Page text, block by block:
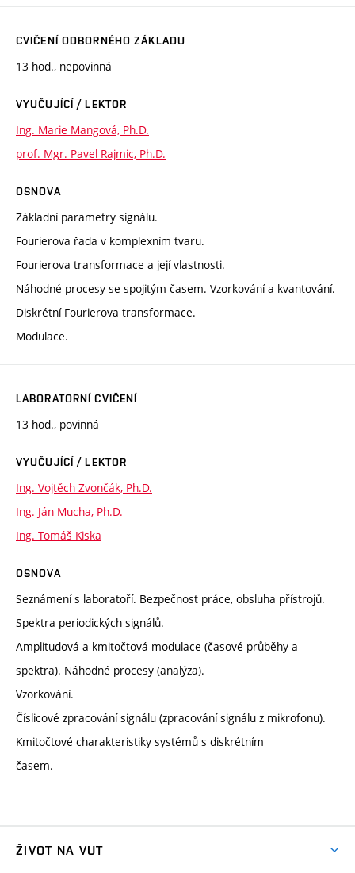
CVIČENÍ ODBORNÉHO ZÁKLADU
13 hod., nepovinná
VYUČUJÍCÍ / LEKTOR
Ing. Marie Mangová, Ph.D.
prof. Mgr. Pavel Rajmic, Ph.D.
OSNOVA
Základní parametry signálu.
Fourierova řada v komplexním tvaru.
Fourierova transformace a její vlastnosti.
Náhodné procesy se spojitým časem. Vzorkování a kvantování.
Diskrétní Fourierova transformace.
Modulace.
LABORATORNÍ CVIČENÍ
13 hod., povinná
VYUČUJÍCÍ / LEKTOR
Ing. Vojtěch Zvončák, Ph.D.
Ing. Ján Mucha, Ph.D.
Ing. Tomáš Kiska
OSNOVA
Seznámení s laboratoří. Bezpečnost práce, obsluha přístrojů.
Spektra periodických signálů.
Amplitudová a kmitočtová modulace (časové průběhy a
spektra). Náhodné procesy (analýza).
Vzorkování.
Číslicové zpracování signálu (zpracování signálu z mikrofonu).
Kmitočtové charakteristiky systémů s diskrétním
časem.
ŽIVOT NA VUT